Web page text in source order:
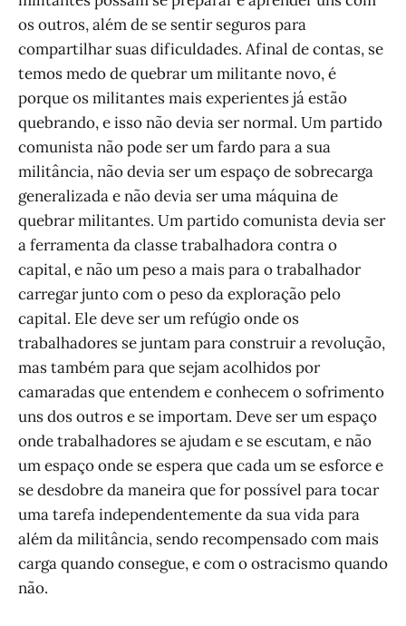
os outros, além de se sentir seguros para
compartilhar suas dificuldades. Afinal de contas, se
temos medo de quebrar um militante novo, é
porque os militantes mais experientes já estão
quebrando, e isso não devia ser normal. Um partido
comunista não pode ser um fardo para a sua
militância, não devia ser um espaço de sobrecarga
generalizada e não devia ser uma máquina de
quebrar militantes. Um partido comunista devia ser
a ferramenta da classe trabalhadora contra o
capital, e não um peso a mais para o trabalhador
carregar junto com o peso da exploração pelo
capital. Ele deve ser um refúgio onde os
trabalhadores se juntam para construir a revolução,
mas também para que sejam acolhidos por
camaradas que entendem e conhecem o sofrimento
uns dos outros e se importam. Deve ser um espaço
onde trabalhadores se ajudam e se escutam, e não
um espaço onde se espera que cada um se esforce e
se desdobre da maneira que for possível para tocar
uma tarefa independentemente da sua vida para
além da militância, sendo recompensado com mais
carga quando consegue, e com o ostracismo quando
não.